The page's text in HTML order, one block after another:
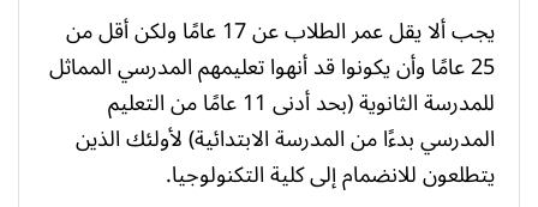
يجب ألا يقل عمر الطلاب عن 17 عامًا ولكن أقل من
25 عامًا وأن يكونوا قد أنهوا تعليمهم المدرسي المماثل
للمدرسة الثانوية (بحد أدنى 11 عامًا من التعليم
المدرسي بدءًا من المدرسة الابتدائية) لأولئك الذين
يتطلعون للانضمام إلى كلية التكنولوجيا.